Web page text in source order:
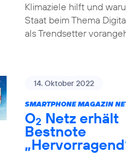
Klimaziele hilft und
Staat beim Thema
als Trendsetter
14. Oktober 2022
SMARTPHONE MAGAZIN
O2 Netz erhält
Bestnote